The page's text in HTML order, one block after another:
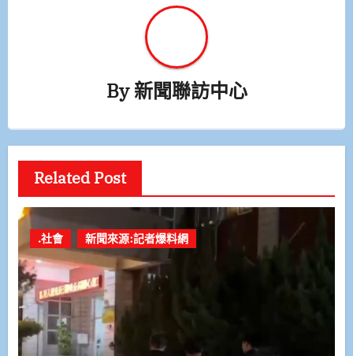
By新聞聯訪中心
Related Post
.社會 新聞來源:記者爆料網